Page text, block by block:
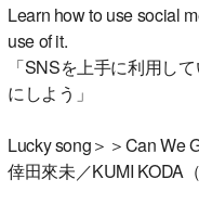
Learn how to use social
use of it.
「SNSを上手に利用し
にしよう」
Lucky song＞＞Can We
倖田來未／KUMI KODA